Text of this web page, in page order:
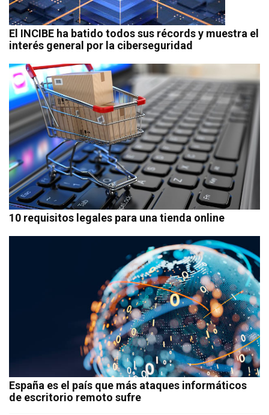
El INCIBE ha batido todos sus récords y muestra el
interés general por la ciberseguridad
10 requisitos legales para una tienda online
España es el país que más ataques informáticos
de escritorio remoto sufre